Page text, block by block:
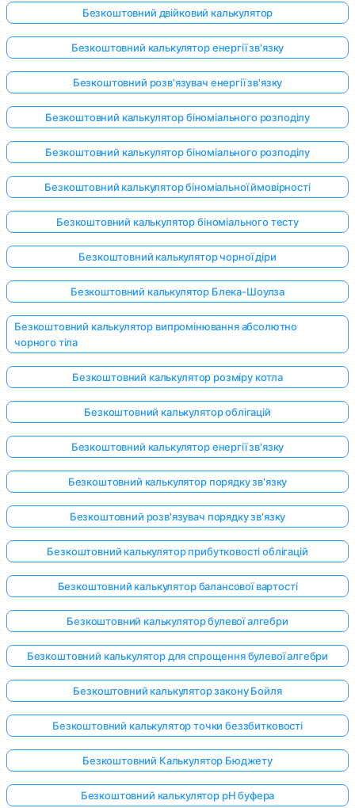
Безкоштовний двійковий калькулятор
Безкоштовний калькулятор енергії зв'язку
Безкоштовний розв'язувач енергії зв'язку
Безкоштовний калькулятор біноміального розподілу
Безкоштовний калькулятор біноміального розподілу
Безкоштовний калькулятор біноміальної ймовірності
Безкоштовний калькулятор біноміального тесту
Безкоштовний калькулятор чорної діри
Безкоштовний калькулятор Блека-Шоулза
Безкоштовний калькулятор випромінювання абсолютно
чорного тіла
Безкоштовний калькулятор розміру котла
Безкоштовний калькулятор облігацій
Безкоштовний калькулятор енергії зв'язку
Безкоштовний калькулятор порядку зв'язку
Безкоштовний розв'язувач порядку зв'язку
Безкоштовний калькулятор прибутковості облігацій
Безкоштовний калькулятор балансової вартості
Безкоштовний калькулятор булевої алгебри
Безкоштовний калькулятор для спрощення булевої алгебри
Безкоштовний калькулятор закону Бойля
Безкоштовний калькулятор точки беззбитковості
Безкоштовний Калькулятор Бюджету
Безкоштовний калькулятор pH буфера